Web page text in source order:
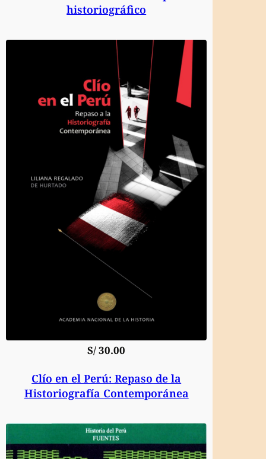
historiográfico
S/30.00
Clío en el Perú: Repaso de la
Historiografía Contemporánea